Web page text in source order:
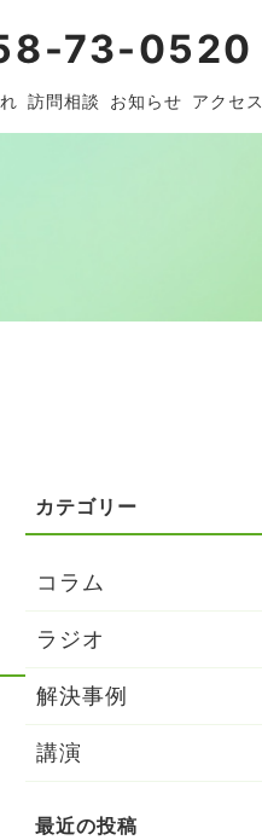
訪問相談 お知らせ アクセス
73-0520
コラム
ラジオ
解決事例
講演